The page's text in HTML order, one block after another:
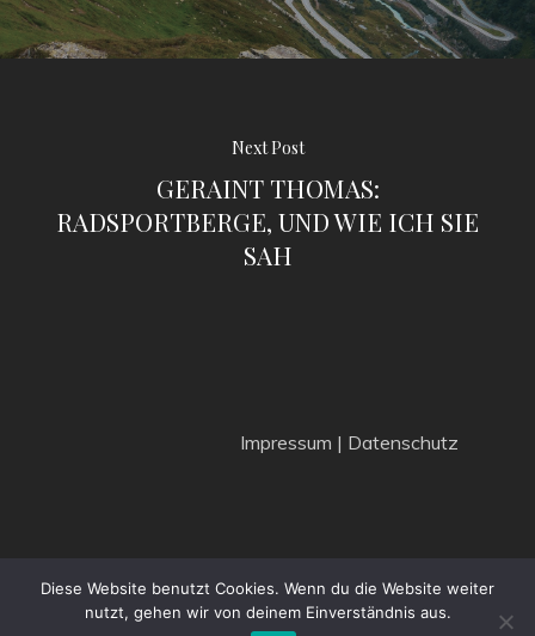
Next Post
GERAINT THOMAS:
RADSPORTBERGE, UND WIE ICH SIE
SAH
Impressum | Datenschutz
Diese Website benutzt Cookies. Wenn du die Website weiter
nutzt, gehen wir von deinem Einverständnis aus.